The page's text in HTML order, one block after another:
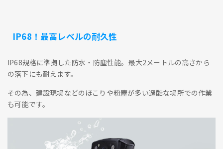
IP68！最高レベルの耐久性
IP68規格に準拠した防水・防塵性能。最大2メートルの高さから
の落下にも耐えます。
その為、建設現場などのほこりや粉塵が多い過酷な場所での作業
も可能です。